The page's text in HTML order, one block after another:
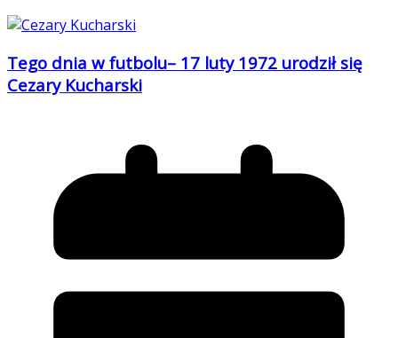
Tego dnia w futbolu– 17 luty 1972 urodził się
Cezary Kucharski